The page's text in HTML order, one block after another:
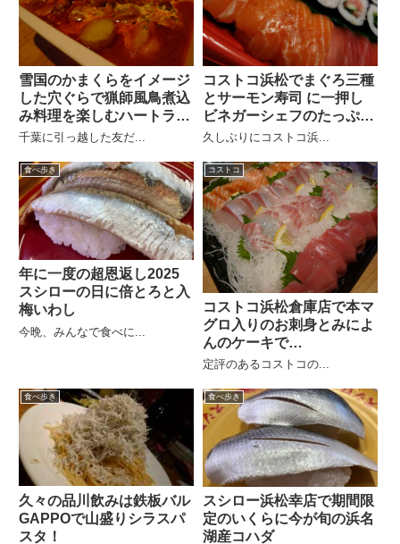
雪国のかまくらをイメージ
した穴ぐらで猟師風鳥煮込
み料理を楽しむハートラン
ド
千葉に引っ越した友だ...
コストコ浜松でまぐろ三種
とサーモン寿司 に一押し
ビネガーシェフのたっぷり
たまねぎ酢
久しぶりにコストコ浜...
食べ歩き
年に一度の超恩返し2025
スシローの日に倍とろと入
梅いわし
今晩、みんなで食べに...
コストコ
コストコ浜松倉庫店で本マ
グロ入りのお刺身とみによ
んのケーキで
HappyBirthday
定評のあるコストコの...
食べ歩き
久々の品川飲みは鉄板バル
GAPPOで山盛りシラスパ
スタ！
食べ歩き
スシロー浜松幸店で期間限
定のいくらに今が旬の浜名
湖産コハダ